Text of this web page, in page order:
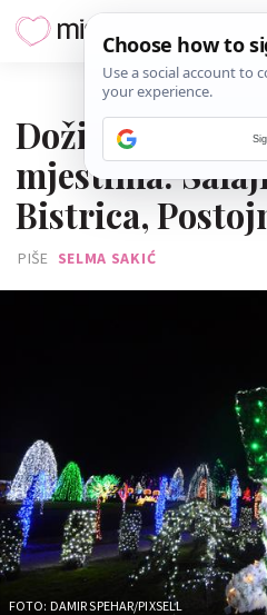
Doživi Advent
mjestima:
Bistrica,
PIŠE SELMA SAKIĆ
FOTO: DAMIR SPEHAR/PIXSELL